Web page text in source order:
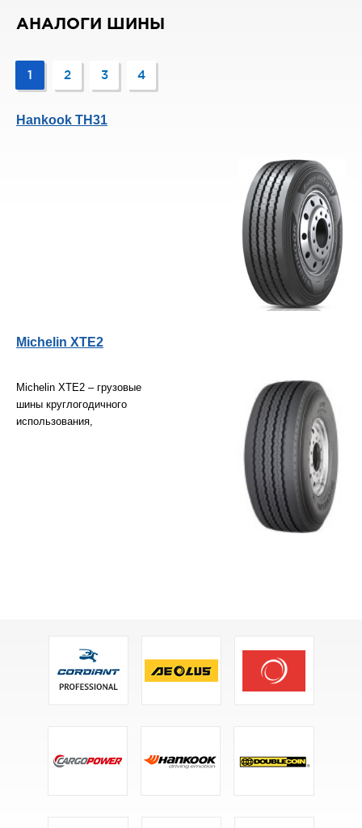
АНАЛОГИ ШИНЫ
1 2 3 4
Hankook TH31
Michelin XTE2
Michelin XTE2 – грузовые
шины круглогодичного
использования,